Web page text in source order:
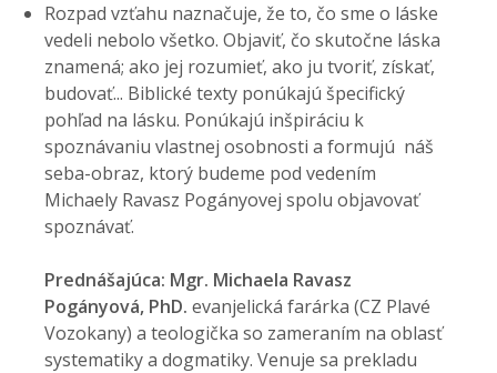
Rozpad vzťahu naznačuje, že to, čo sme o láske
vedeli nebolo všetko. Objaviť, čo skutočne láska
znamená; ako jej rozumieť, ako ju tvoriť, získať,
budovať... Biblické texty ponúkajú špecifický
pohľad na lásku. Ponúkajú inšpiráciu k
spoznávaniu vlastnej osobnosti a formujú náš
seba-obraz, ktorý budeme pod vedením
Michaely Ravasz Pogányovej spolu objavovať
spoznávať.
Prednášajúca: Mgr. Michaela Ravasz
Pogányová, PhD. evanjelická farárka (CZ Plavé
Vozokany) a teologička so zameraním na oblasť
systematiky a dogmatiky. Venuje sa prekladu